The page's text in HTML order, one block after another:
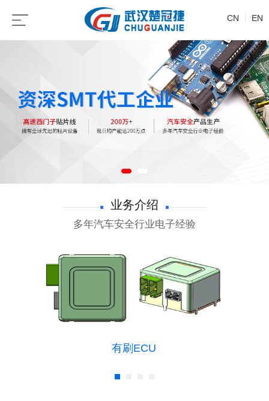
CN EN
业务介绍
多年汽车安全行业电子经验
无刷ECU